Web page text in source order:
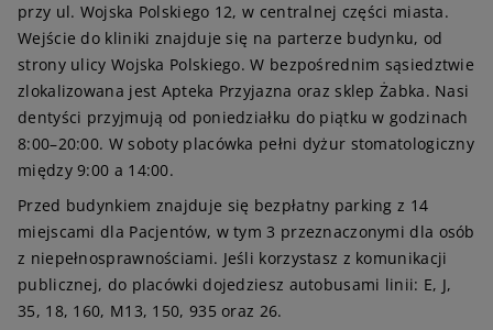
przy ul. Wojska Polskiego 12, w centralnej części miasta.
Wejście do kliniki znajduje się na parterze budynku, od
strony ulicy Wojska Polskiego. W bezpośrednim sąsiedztwie
zlokalizowana jest Apteka Przyjazna oraz sklep Żabka. Nasi
dentyści przyjmują od poniedziałku do piątku w godzinach
8:00–20:00. W soboty placówka pełni dyżur stomatologiczny
między 9:00 a 14:00.
Przed budynkiem znajduje się bezpłatny parking z 14
miejscami dla Pacjentów, w tym 3 przeznaczonymi dla osób
z niepełnosprawnościami. Jeśli korzystasz z komunikacji
publicznej, do placówki dojedziesz autobusami linii: E, J,
35, 18, 160, M13, 150, 935 oraz 26.